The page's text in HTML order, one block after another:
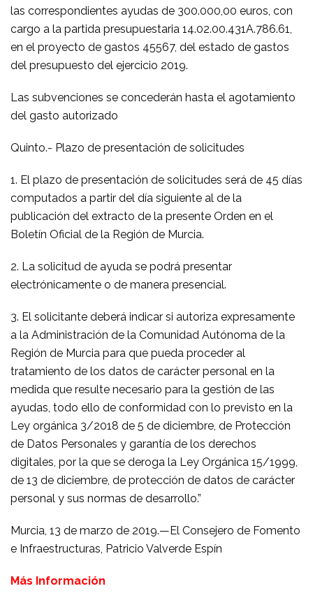
las correspondientes ayudas de 300.000,00 euros, con
cargo a la partida presupuestaria 14.02.00.431A.786.61,
en el proyecto de gastos 45567, del estado de gastos
del presupuesto del ejercicio 2019.
Las subvenciones se concederán hasta el agotamiento
del gasto autorizado
Quinto.- Plazo de presentación de solicitudes
1. El plazo de presentación de solicitudes será de 45 días
computados a partir del día siguiente al de la
publicación del extracto de la presente Orden en el
Boletín Oficial de la Región de Murcia.
2. La solicitud de ayuda se podrá presentar
electrónicamente o de manera presencial.
3. El solicitante deberá indicar si autoriza expresamente
a la Administración de la Comunidad Autónoma de la
Región de Murcia para que pueda proceder al
tratamiento de los datos de carácter personal en la
medida que resulte necesario para la gestión de las
ayudas, todo ello de conformidad con lo previsto en la
Ley orgánica 3/2018 de 5 de diciembre, de Protección
de Datos Personales y garantía de los derechos
digitales, por la que se deroga la Ley Orgánica 15/1999,
de 13 de diciembre, de protección de datos de carácter
personal y sus normas de desarrollo.”
Murcia, 13 de marzo de 2019.—El Consejero de Fomento
e Infraestructuras, Patricio Valverde Espín
Más Información